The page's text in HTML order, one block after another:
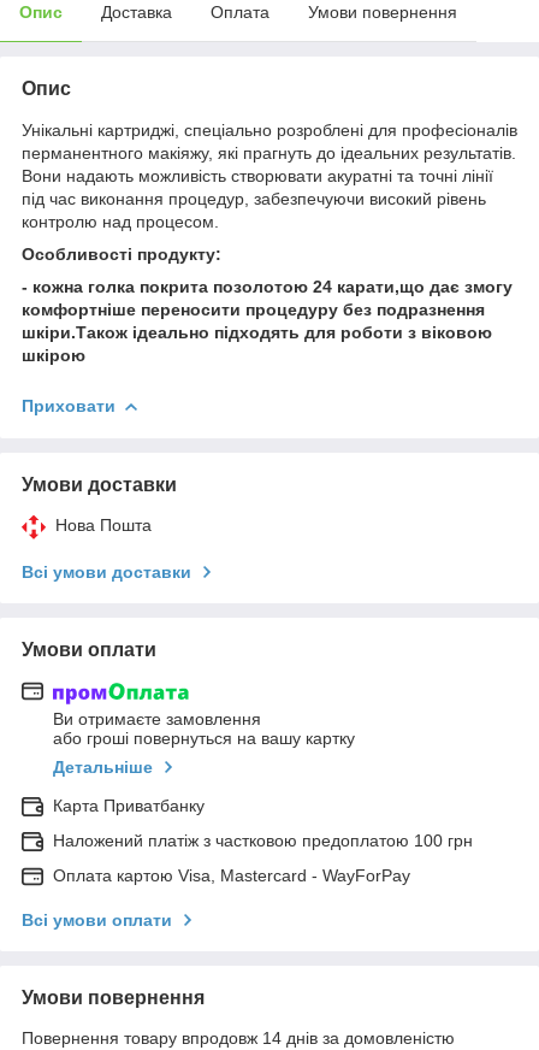
Опис Доставка Оплата Умови повернення
Опис
Унікальні картриджі, спеціально розроблені для професіоналів
перманентного макіяжу, які прагнуть до ідеальних результатів.
Вони надають можливість створювати акуратні та точні лінії
під час виконання процедур, забезпечуючи високий рівень
контролю над процесом.
Особливості продукту:
- кожна голка покрита позолотою 24 карати,що дає змогу
комфортніше переносити процедуру без подразнення
шкіри.Також ідеально підходять для роботи з віковою
шкірою
Приховати
Умови доставки
Нова Пошта
Всі умови доставки
Умови оплати
Ви отримаєте замовлення
або гроші повернуться на вашу картку
Детальніше
Карта Приватбанку
Наложений платіж з частковою предоплатою 100 грн
Оплата картою Visa, Mastercard - WayForPay
Всі умови оплати
Умови повернення
Повернення товару впродовж 14 днів за домовленістю